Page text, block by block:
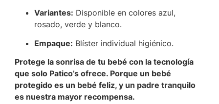
Variantes: Disponible en colores azul,
rosado, verde y blanco.
Empaque: Blíster individual higiénico.
Protege la sonrisa de tu bebé con la tecnología
que solo Patico’s ofrece. Porque un bebé
protegido es un bebé feliz, y un padre tranquilo
es nuestra mayor recompensa.